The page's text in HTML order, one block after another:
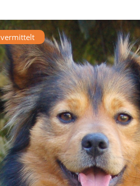
vermittelt